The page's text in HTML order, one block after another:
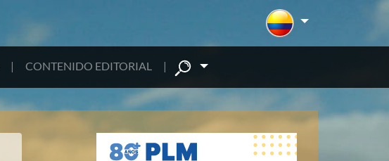
| CONTENIDO EDITORIAL |